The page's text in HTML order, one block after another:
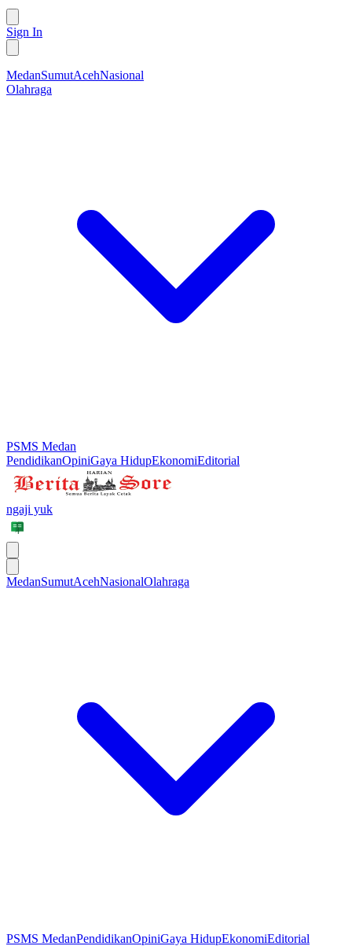
Sign In
MedanSumutAcehNasional
Olahraga
PSMS Medan
PendidikanOpiniGaya HidupEkonomiEditorial
ngaji yuk
MedanSumutAcehNasionalOlahraga
PSMS MedanPendidikanOpiniGaya HidupEkonomiEditorial